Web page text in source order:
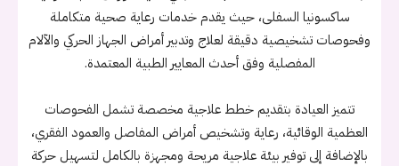
ساكسونيا السفلى، حيث يقدم خدمات رعاية صحية متكاملة
وفحوصات تشخيصية دقيقة لعلاج وتدبير أمراض الجهاز الحركي والآلام
المفصلية وفق أحدث المعايير الطبية المعتمدة.
تتميز العيادة بتقديم خطط علاجية مخصصة تشمل الفحوصات
العظمية الوقائية، رعاية وتشخيص أمراض المفاصل والعمود الفقري،
بالإضافة إلى توفير بيئة علاجية مريحة ومجهزة بالكامل لتسهيل حركة